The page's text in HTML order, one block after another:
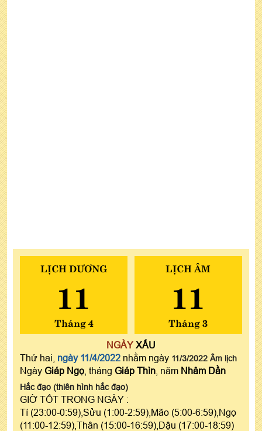
LỊCH DƯƠNG
11
Tháng 4
LỊCH ÂM
11
Tháng 3
NGÀYXẤU
Thứ hai, ngày 11/4/2022 nhằm ngày 11/3/2022 Âm lịch
Ngày Giáp Ngọ , tháng Giáp Thìn , năm Nhâm Dần
Hắc đạo (thiên hình hắc đạo)
GIỜ TỐT TRONG NGÀY :
Tí (23:00-0:59),Sửu (1:00-2:59),Mão (5:00-6:59),Ngọ
(11:00-12:59),Thân (15:00-16:59),Dậu (17:00-18:59)